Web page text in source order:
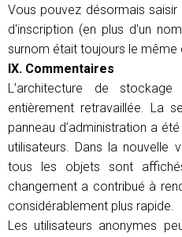
Vous pouvez désormais
d'inscription (en plus d'un
surnom était toujours le même
IX. Commentaires
L’architecture de
entièrement retravaillée. La
panneau d’administration a
utilisateurs. Dans la nouvelle
tous les objets sont
changement a contribué à
considérablement plus rapide.
Les utilisateurs anonymes